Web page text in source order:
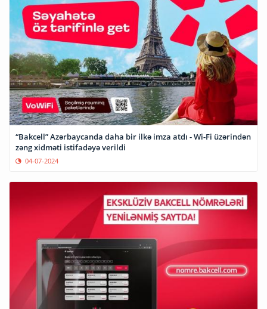
“Bakcell” Azərbaycanda daha bir ilkə imza atdı - Wi-Fi üzərindən
04-07-2024